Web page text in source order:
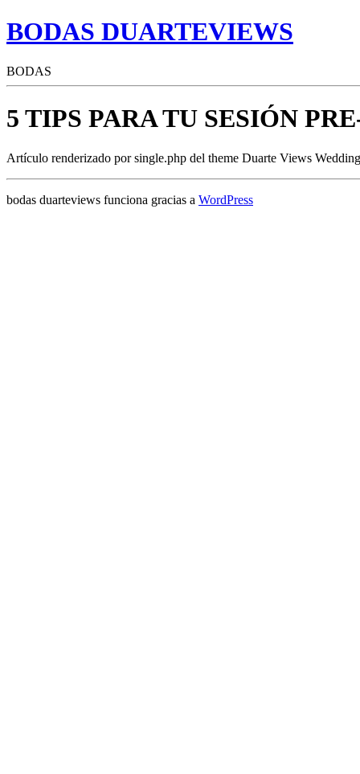
BODAS DUARTEVIEWS
BODAS
5 TIPS PARA TU SESIÓN
Artículo renderizado por single.php del theme Duarte Views
bodas duarteviews funciona gracias a WordPress